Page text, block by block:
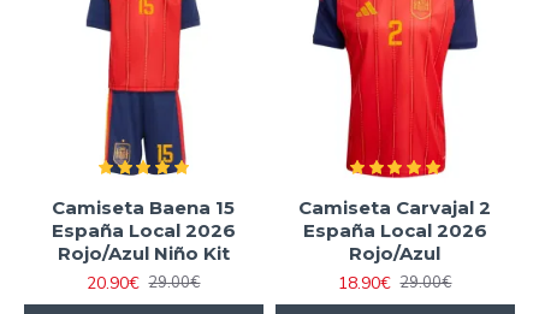
Camiseta Baena 15
España Local 2026
Rojo/Azul Niño Kit
20.90€ 29.00€
Camiseta Carvajal 2
España Local 2026
Rojo/Azul
18.90€ 29.00€